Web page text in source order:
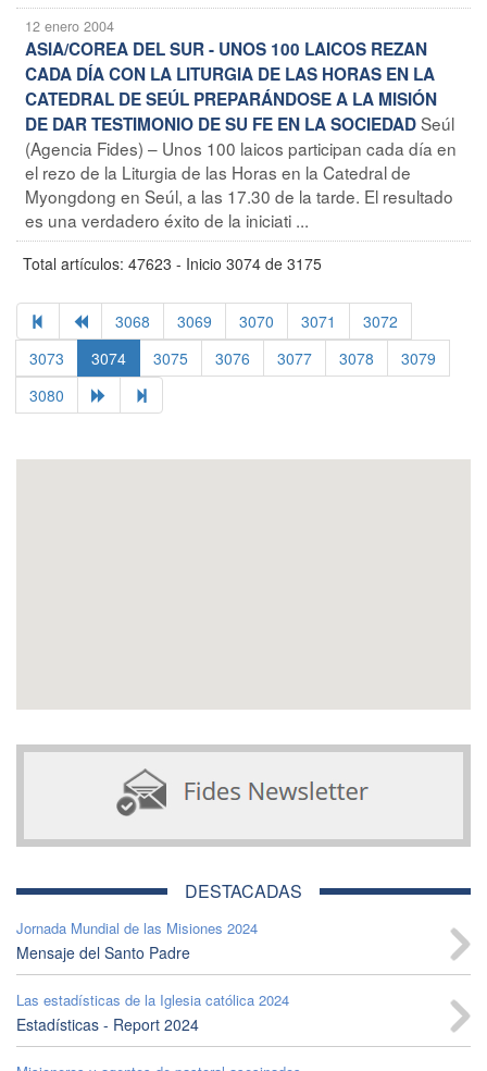
12 enero 2004
ASIA/COREA DEL SUR - UNOS 100 LAICOS REZAN
CADA DÍA CON LA LITURGIA DE LAS HORAS EN LA
CATEDRAL DE SEÚL PREPARÁNDOSE A LA MISIÓN
DE DAR TESTIMONIO DE SU FE EN LA SOCIEDADSeúl
(Agencia Fides) – Unos 100 laicos participan cada día en
el rezo de la Liturgia de las Horas en la Catedral de
Myongdong en Seúl, a las 17.30 de la tarde. El resultado
es una verdadero éxito de la iniciati ...
Total artículos: 47623 - Inicio 3074 de 3175
3068 3069 3070 3071
3072
3073
3074 3075 3076 3077 3078
3079
3080
DESTACADAS
Jornada Mundial de las Misiones 2024
Mensaje del Santo Padre
Las estadísticas de la Iglesia católica 2024
Estadísticas - Report 2024